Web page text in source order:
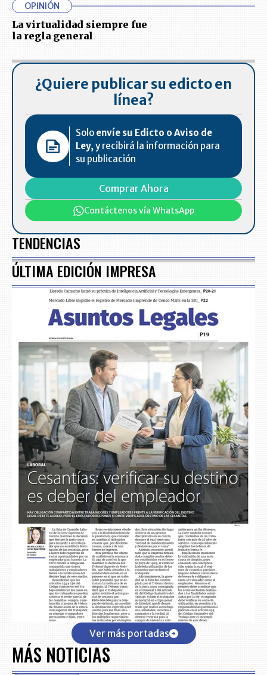
OPINIÓN
La virtualidad siempre fue
la regla general
¿Quiere publicar su edicto en
línea?
Solo envíe su Edicto o Aviso de
Ley,y recibirá la información para
su publicación
Comprar Ahora
Contáctenos vía WhatsApp
TENDENCIAS
ÚLTIMA EDICIÓN IMPRESA
Ver más portadas
MÁS NOTICIAS